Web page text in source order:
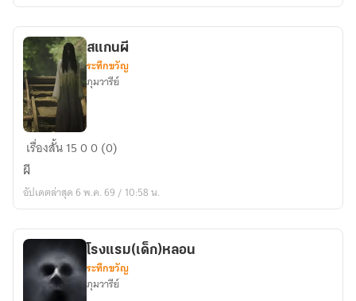
สแกน
ผี
สแกนผี
ระทึกขวัญ
ภุมวารีย์
เรื่องสั้น1500 (0)
ผี
อัปเดตล่าสุด 6 พ.ค. 69 / 10:58 น.
โรงแรม(เด็ก)หลอน
ระทึกขวัญ
ภุมวารีย์